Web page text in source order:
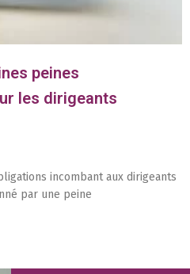
peines
les dirigeants
incombant aux dirigeants
par une peine